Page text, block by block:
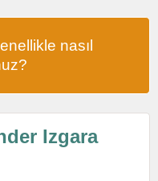
nasıl
Izgara